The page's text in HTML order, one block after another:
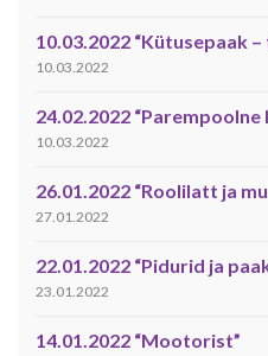
10.03.2022 “Kütusepaak
10.03.2022
24.02.2022 “Parempoolne
10.03.2022
26.01.2022 “Roolilatt ja
27.01.2022
22.01.2022 “Pidurid ja
23.01.2022
14.01.2022 “Mootorist”